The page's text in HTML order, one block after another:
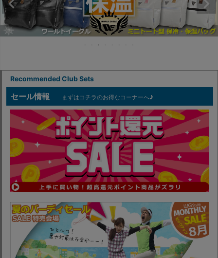
Recommended Club Sets
セール情報 まずはコチラのお得なコーナーへ♪